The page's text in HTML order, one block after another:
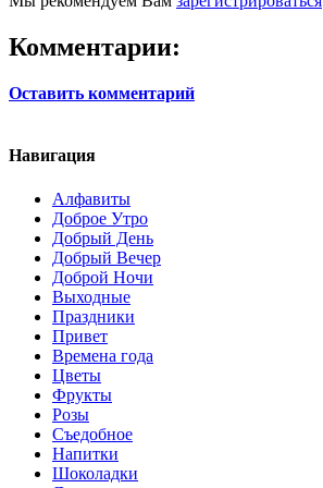
Комментарии:
Оставить комментарий
Навигация
Алфавиты
Доброе Утро
Добрый День
Добрый Вечер
Доброй Ночи
Выходные
Праздники
Привет
Времена года
Цветы
Фрукты
Розы
Съедобное
Напитки
Шоколадки